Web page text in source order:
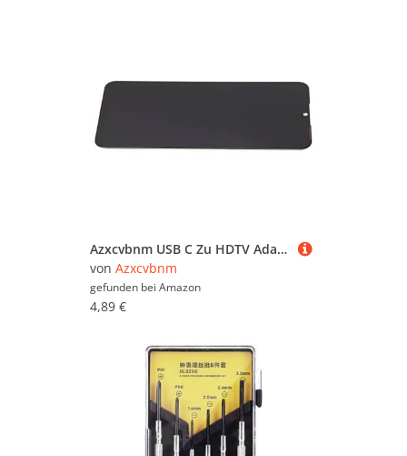
Azxcvbnm USB C Zu HDTV Adapter 4K Hochauflösende Unterstützung Für Professionelle Bearbeitung Und Unterhaltung Multidevice Kompatibel
von Azxcvbnm
gefunden bei Amazon
4,89 €